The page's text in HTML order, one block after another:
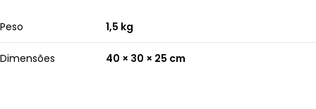
Peso 1,5 kg
Dimensões 40 × 30 × 25 cm